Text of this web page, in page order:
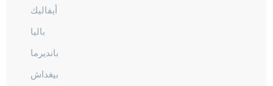
أيفاليك
باليا
بانديرما
بيغداش